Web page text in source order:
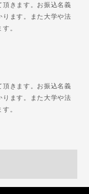
きます。お振込名義
ます。また大学や法
す。
きます。お振込名義
ます。また大学や法
す。